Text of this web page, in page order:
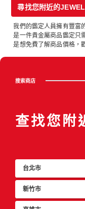
尋找您附近的
我們的鑑定人員擁有豐富
是一件貴金屬商品鑑定只
是想免費了解商品價格，
搜索商店
查找您附
台北市
新竹市